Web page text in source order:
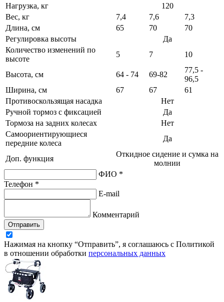
Нагрузка, кг
120
Вес, кг
7,4 7,6
7,3
Длина, см
65 70
70
Регулировка высоты
Да
Количество изменений по
высоте
5 7 10
Высота, см 64 - 74 69-82
77,5 -
96,5
Ширина, см
67 67
61
Противоскользящая насадка
Нет
Ручной тормоз с фиксацией
Да
Тормоза на задних колесах
Нет
Самоориентирующиеся
передние колеса
Да
Доп. функция
Откидное сидение и сумка на
молнии
ФИО *
Телефон *
E-mail
Комментарий
Отправить
Нажимая на кнопку “Отправить”, я соглашаюсь с Политикой
в отношении обработки персональных данных